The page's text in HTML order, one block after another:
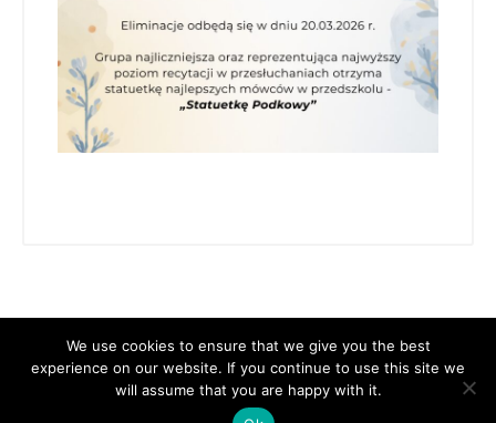
Copyright 2021 Przedszkole nr 4 im. Króla Maciusia I, All rights
We use cookies to ensure that we give you the best
experience on our website. If you continue to use this site we
will assume that you are happy with it.